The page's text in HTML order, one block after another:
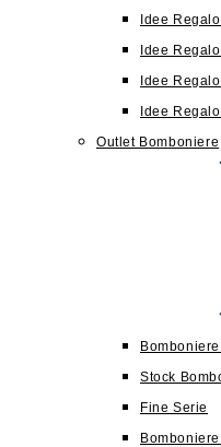
Idee
Idee
Idee
Idee
Outlet Bomboniere
Stock
Fine Serie